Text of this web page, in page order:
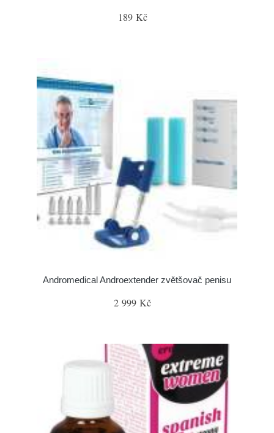
189 Kč
Andromedical Androextender zvětšovač penisu
2 999 Kč